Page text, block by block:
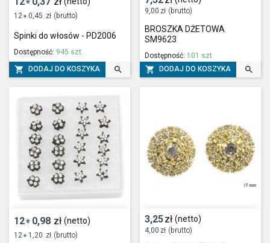
*
12* 0,45 zł (brutto)
Spinki do włosów - PD2006
Dostępność: 945 szt.
 DODAJ DO KOSZYKA 
9,00 zł (brutto)
BROSZKA DŻETOWA
SM9623
Dostępność: 101 szt.
 DODAJ DO KOSZYKA 
12* 0,98 zł (netto)
12* 1,20 zł (brutto)
3,25zł (netto)
4,00 zł (brutto)